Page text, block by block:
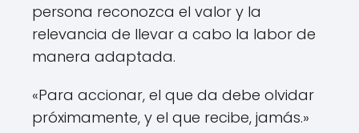
persona reconozca el valor y la
relevancia de llevar a cabo la labor de
manera adaptada.
«Para accionar, el que da debe olvidar
próximamente, y el que recibe, jamás.»